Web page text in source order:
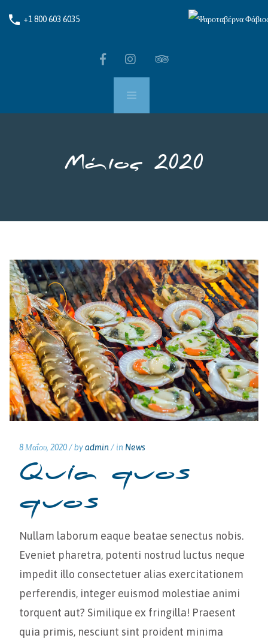
phone +1 800 603 6035
Μάιος 2020
8 Μαΐου, 2020 /byadmin / in News
Quia quos
quos
Nullam laborum eaque beatae senectus nobis.
Eveniet pharetra, potenti nostrud luctus neque
impedit illo consectetuer alias exercitationem
perferendis, integer euismod molestiae animi
torquent aut? Similique ex fringilla! Praesent
quia primis, nesciunt sint proident minima